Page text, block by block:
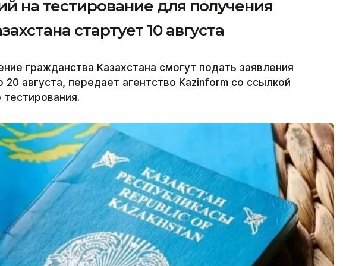
на тестирование для получения
стартует 10 августа
гражданства Казахстана смогут подать заявления
20 августа, передает агентство Kazinform со ссылкой